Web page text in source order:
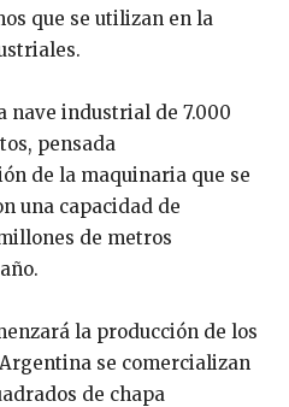
que se utilizan en la
nave industrial de 7.000
pensada
de la maquinaria que se
una capacidad de
de metros
la producción de los
se comercializan
de chapa